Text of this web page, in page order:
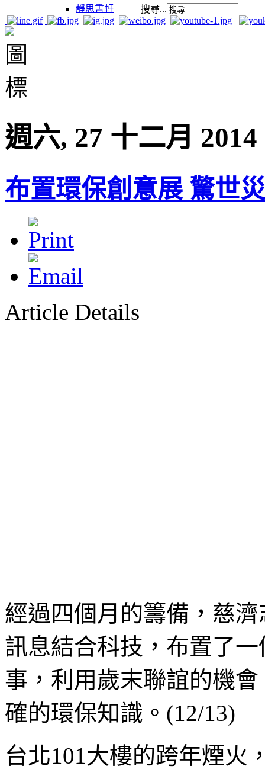
靜思書軒
搜尋...
週六, 27 十二月 2014
布置環保創意展 驚世
Article Details
經過四個月的籌備，慈
訊息結合科技，布置了
事，利用歲末聯誼的機
確的環保知識。(12/13)
台北101大樓的跨年煙火